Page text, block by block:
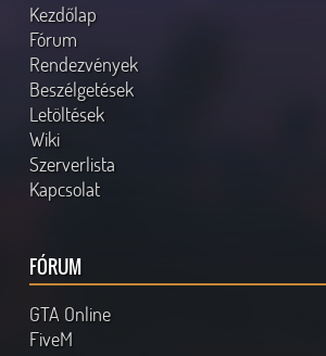
Kezdőlap
Fórum
Rendezvények
Beszélgetések
Letöltések
Wiki
Szerverlista
Kapcsolat
FÓRUM
GTA Online
FiveM